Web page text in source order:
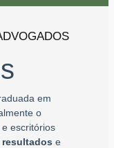
em
o
escritórios
resultados e